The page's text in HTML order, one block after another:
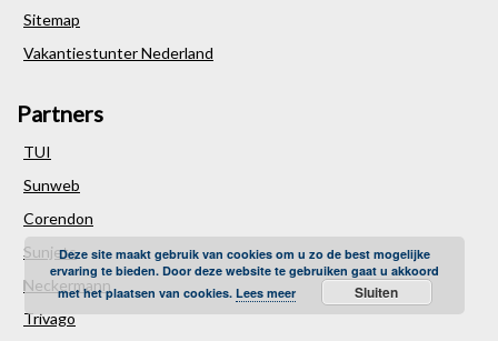
Sitemap
Vakantiestunter Nederland
Partners
TUI
Sunweb
Corendon
Sunjets
Neckermann
Trivago
Deze site maakt gebruik van cookies om u zo de best mogelijke
ervaring te bieden. Door deze website te gebruiken gaat u akkoord
met het plaatsen van cookies. Lees meer Sluiten